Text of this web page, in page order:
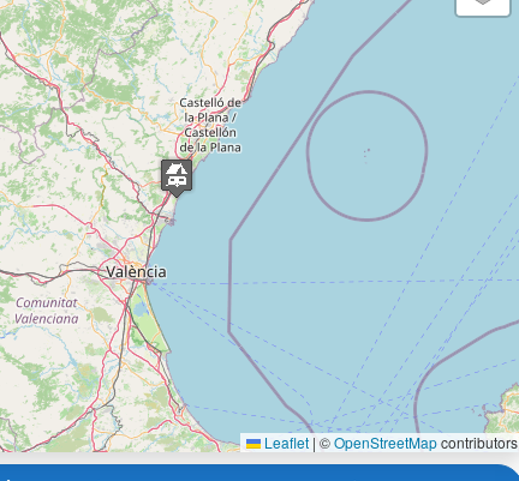
Leaflet | ©OpenStreetMapcontributors